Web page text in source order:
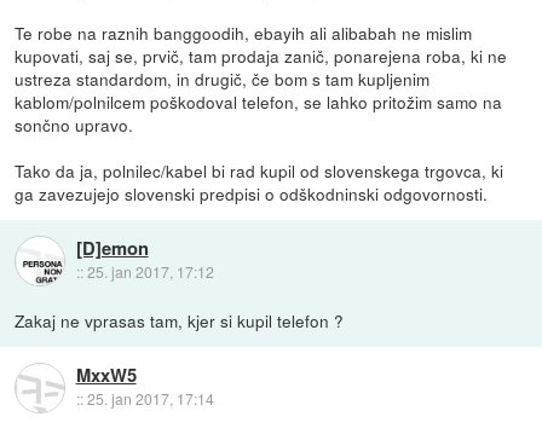
Te robe na raznih banggoodih, ebayih ali alibabah ne mislim
kupovati, saj se, prvič, tam prodaja zanič, ponarejena roba, ki ne
ustreza standardom, in drugič, če bom s tam kupljenim
kablom/polnilcem poškodoval telefon, se lahko pritožim samo na
sončno upravo.
Tako da ja, polnilec/kabel bi rad kupil od slovenskega trgovca, ki
ga zavezujejo slovenski predpisi o odškodninski odgovornosti.
[D]emon
::25. jan 2017, 17:12
Zakaj ne vprasas tam, kjer si kupil telefon ?
MxxW5
::25. jan 2017, 17:14